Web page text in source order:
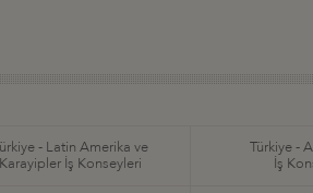
- Latin Amerika ve
Karayipler İş Konseyleri
Türkiye -
İş